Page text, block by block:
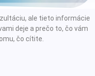
ale tieto informácie
deje a prečo to, čo vám
čo cítite.